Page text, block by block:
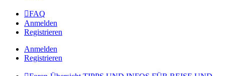
FAQ
Anmelden
Registrieren
Anmelden
Registrieren